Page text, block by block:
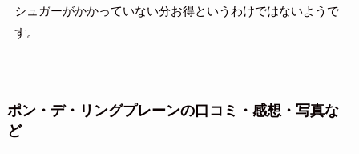
シュガーがかかっていない分お得というわけではないようで
す。
ポン・デ・リングプレーンの口コミ・感想・写真な
ど